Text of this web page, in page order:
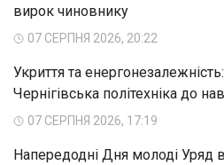
вирок чиновнику
07 СЕРПНЯ 2026, 20:22
Укриття та
Чернігівська політехніка до
07 СЕРПНЯ 2026, 17:19
Напередодні Дня молоді Уряд